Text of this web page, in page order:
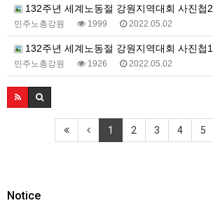
132주년 세계노동절 강원지역대회 사진첩2.
민주노총강원 1999 2022.05.02
132주년 세계노동절 강원지역대회 사진첩1.
민주노총강원 1926 2022.05.02
1 2 3 4 5
Notice